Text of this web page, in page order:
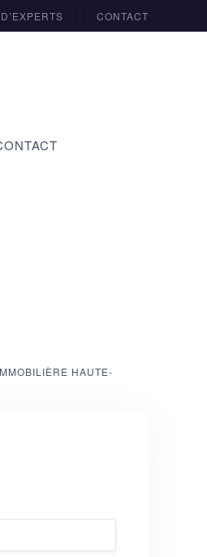
CONTACT
HAUTE-